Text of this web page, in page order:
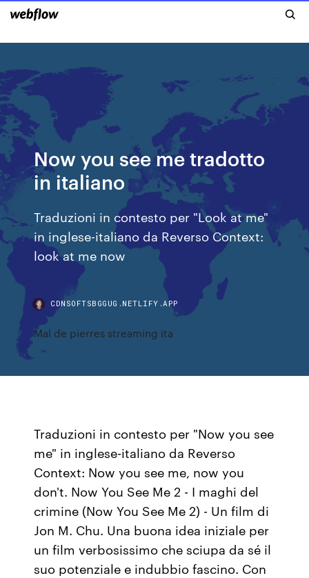
Now you see me tradotto
in italiano
Traduzioni in contesto per "Look at me"
in inglese-italiano da Reverso Context:
look at me now
CDNSOFTSBGGUG.NETLIFY.APP
Mal de pierres streaming ita
Traduzioni in contesto per "Now you see
me" in inglese-italiano da Reverso
Context: Now you see me, now you
don't. Now You See Me 2 - I maghi del
crimine (Now You See Me 2) - Un film di
Jon M. Chu. Una buona idea iniziale per
un film verbosissimo che sciupa da sé il
suo potenziale e indubbio fascino. Con